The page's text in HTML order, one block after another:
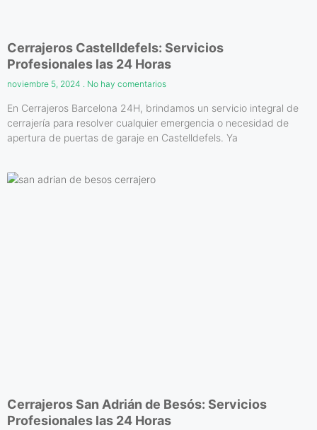
Cerrajeros Castelldefels: Servicios
Profesionales las 24 Horas
noviembre 5, 2024 No hay comentarios
En Cerrajeros Barcelona 24H, brindamos un servicio integral de
cerrajería para resolver cualquier emergencia o necesidad de
apertura de puertas de garaje en Castelldefels. Ya
Cerrajeros San Adrián de Besós: Servicios
Profesionales las 24 Horas